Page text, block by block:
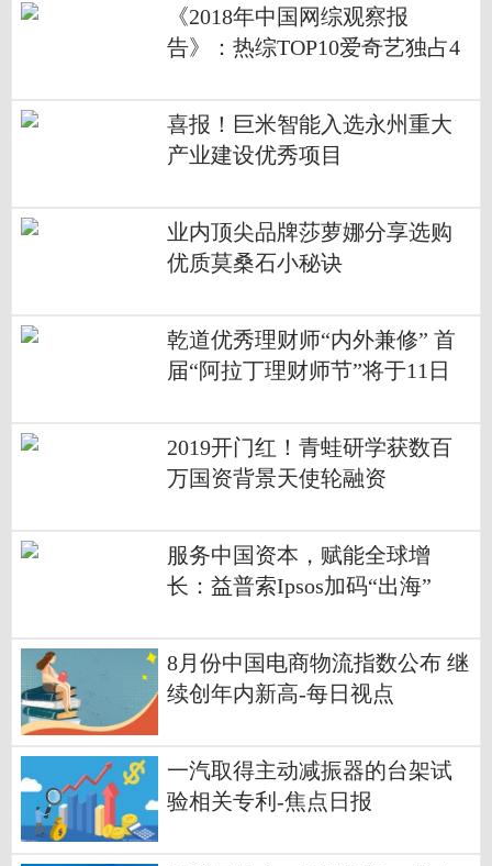
《2018年中国网综观察报
告》：热综TOP10爱奇艺独占4
喜报！巨米智能入选永州重大
产业建设优秀项目
业内顶尖品牌莎萝娜分享选购
优质莫桑石小秘诀
乾道优秀理财师“内外兼修” 首
届“阿拉丁理财师节”将于11日
2019开门红！青蛙研学获数百
万国资背景天使轮融资
服务中国资本，赋能全球增
长：益普索Ipsos加码“出海”
8月份中国电商物流指数公布 继
续创年内新高-每日视点
一汽取得主动减振器的台架试
验相关专利-焦点日报